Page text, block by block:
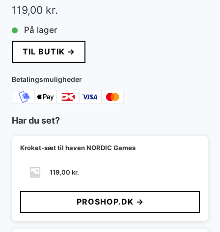
119,00 kr.
På lager
TIL BUTIK →
Betalingsmuligheder
Har du set?
Kroket-sæt til haven NORDIC Games
119,00 kr.
PROSHOP.DK →